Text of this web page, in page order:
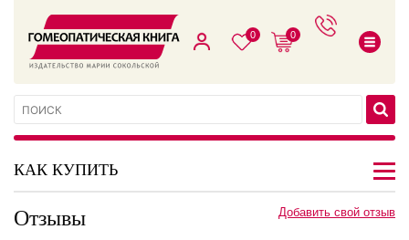
0 0
КАК КУПИТЬ
Добавить свой отзыв
Отзывы